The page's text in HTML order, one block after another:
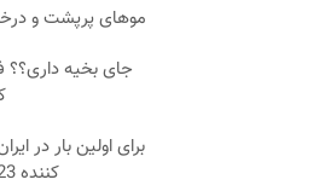
موهای پرپشت و
کننده 23 روزه ساخت!